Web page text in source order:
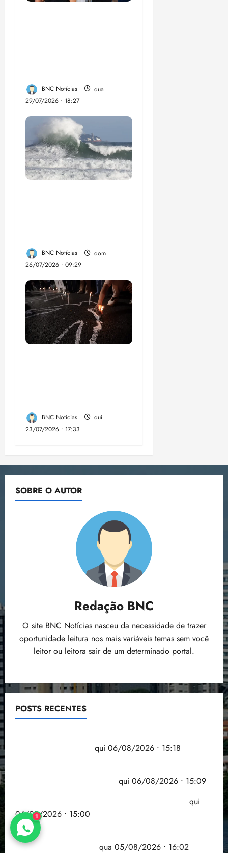
BNC Notícias
qua
29/07/2026 • 18:27
BNC Notícias
dom
26/07/2026 • 09:29
BNC Notícias
qui
23/07/2026 • 17:33
SOBRE O AUTOR
Redação BNC
O site BNC Notícias nasceu da necessidade de trazer
oportunidade leitura nos mais variáveis temas sem você
leitor ou leitora sair de um determinado portal.
POSTS RECENTES
qui 06/08/2026 • 15:18
qui 06/08/2026 • 15:09
qui
06/08/2026 • 15:00
Estudo sobre hepatites virais traça panorama da
doença em onze anos
qua 05/08/2026 • 16:02
1